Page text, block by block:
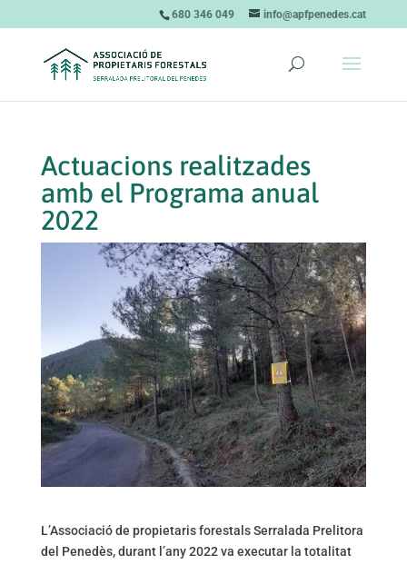
680 346 049 info@apfpenedes.cat
Actuacions realitzades
amb el Programa anual
2022
L’Associació de propietaris forestals Serralada Prelitora
del Penedès, durant l’any 2022 va executar la totalitat